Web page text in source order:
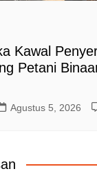
Kawal
Petani
Agustus 5, 2026